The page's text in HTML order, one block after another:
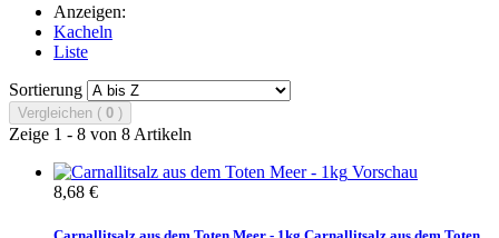
Anzeigen:
Kacheln
Liste
Sortierung
Vergleichen ( 0 )
Zeige 1 - 8 von 8 Artikeln
Vorschau
8,68 €